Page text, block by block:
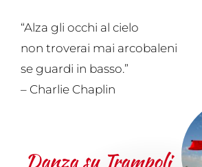
“Alza gli occhi al cielo
non troverai mai arcobaleni
se guardi in basso.”
– Charlie Chaplin
Danza su Trampoli